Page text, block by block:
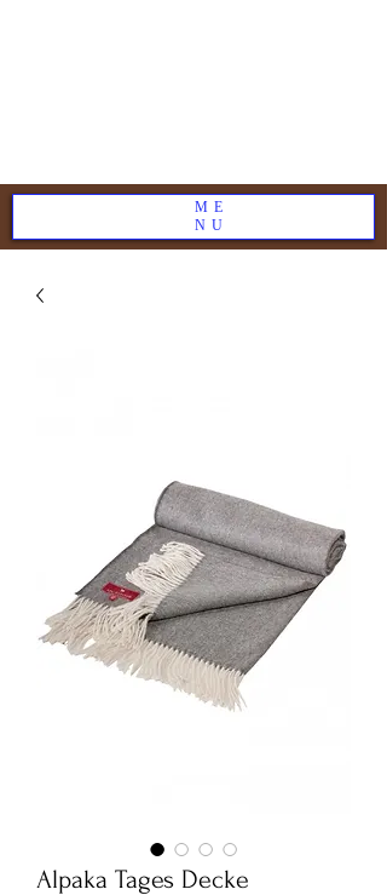
ME
NU
Alpaka Tages Decke